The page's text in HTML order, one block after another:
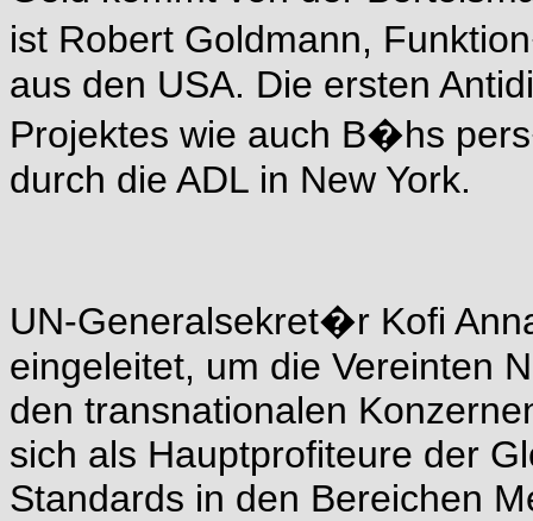
ist Robert Goldmann,
aus den USA. Die ersten
Projektes wie auch B�hs
durch die ADL in New York.
UN-Generalsekret�r Kofi
eingeleitet, um die Vereinten
den transnationalen
sich als Hauptprofiteure der
Standards in den Bereichen